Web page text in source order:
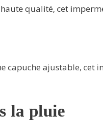
qualité, cet
capuche ajustable,
la pluie